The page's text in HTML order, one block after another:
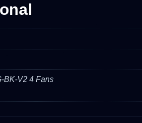
BK-V2 4 Fans